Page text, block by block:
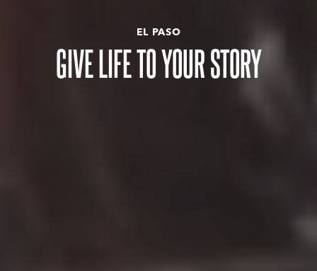
EL PASO
GIVE LIFE TO YOUR STORY